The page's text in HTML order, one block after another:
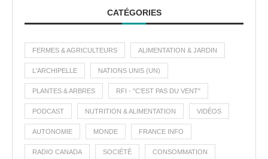
CATÉGORIES
FERMES & AGRICULTEURS ALIMENTATION & JARDIN
L'ARCHIPELLE NATIONS UNIS (UN)
PLANTES & ARBRES RFI - "C'EST PAS DU VENT"
PODCAST NUTRITION & ALIMENTATION VIDÉOS
AUTONOMIE MONDE FRANCE INFO
RADIO CANADA SOCIÉTÉ CONSOMMATION